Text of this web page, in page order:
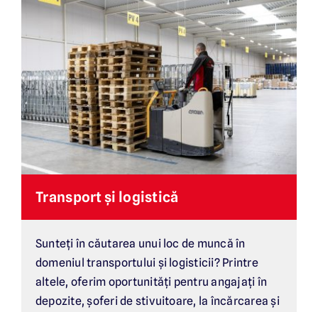
Transport și logistică
Sunteți în căutarea unui loc de muncă în
domeniul transportului și logisticii? Printre
altele, oferim oportunități pentru angajați în
depozite, șoferi de stivuitoare, la încărcarea și